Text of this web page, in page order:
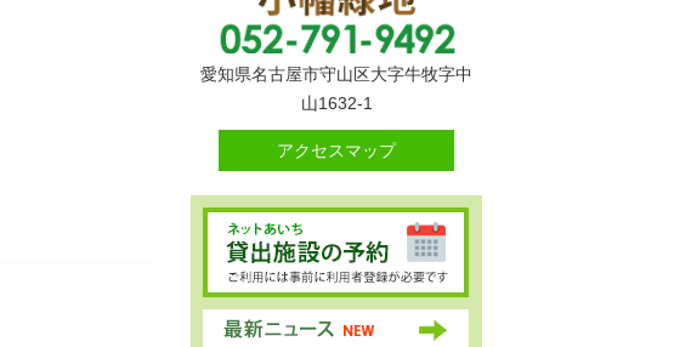
愛知県名古屋市守山区大字牛牧字中
山1632-1
アクセスマップ